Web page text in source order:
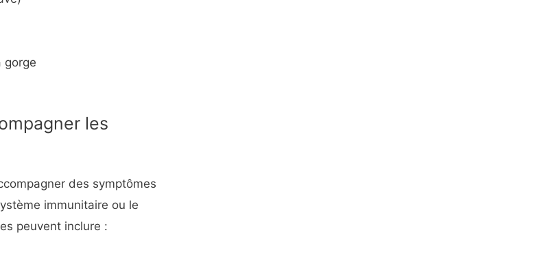
gorge
les
des symptômes
immunitaire ou le
peuvent inclure :